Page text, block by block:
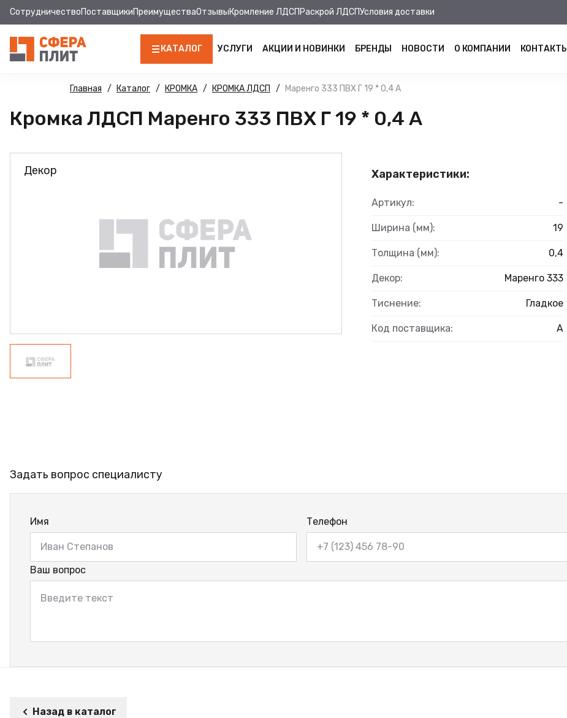
СотрудничествоПоставщикиПреимуществаОтзывыКромление ЛДСП Раскрой ЛДСПУсловия доставки
КАТАЛОГ
ЛДСП
КРОМКА
ХДФ
ДВПО
УСЛУГИ АКЦИИ И НОВИНКИ БРЕНДЫ НОВОСТИ О КОМПАНИИ КОНТАКТЫ
Главная Каталог КРОМКА КРОМКА ЛДСП Маренго 333 ПВХ Г 19 * 0,4 А
Кромка ЛДСП Маренго 333 ПВХ Г 19 * 0,4 А
Декор Характеристики:
Артикул: -
Ширина (мм): 19
Толщина (мм): 0,4
Декор: Маренго 333
Тиснение: Гладкое
Код поставщика: А
Задать вопрос специалисту
Имя Телефон
Ваш вопрос
Назад в каталог